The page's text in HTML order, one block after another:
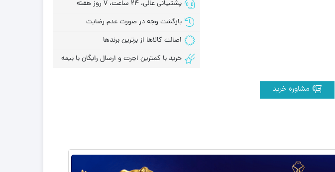
پشتیبانی عالی، 24 ساعت، 7 روز هفته
بازگشت وجه در صورت عدم رضایت
اصالت کالاها از برترین برندها
خرید با کمترین اجرت و ارسال رایگان با بیمه